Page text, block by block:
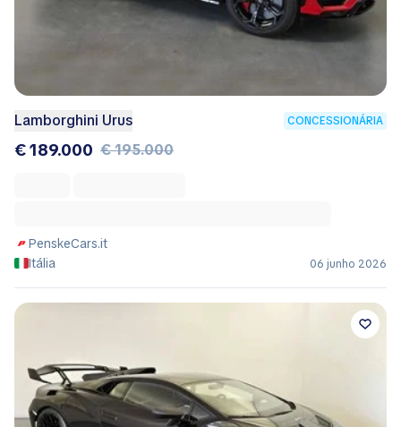
Lamborghini Urus CONCESSIONÁRIA
€ 189.000 € 195.000
PenskeCars.it
Itália
06 junho 2026